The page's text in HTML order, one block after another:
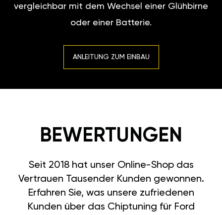
vergleichbar mit dem Wechsel einer Glühbirne
oder einer Batterie.
ANLEITUNG ZUM EINBAU
BEWERTUNGEN
Seit 2018 hat unser Online-Shop das
Vertrauen Tausender Kunden gewonnen.
Erfahren Sie, was unsere zufriedenen
Kunden über das Chiptuning für Ford